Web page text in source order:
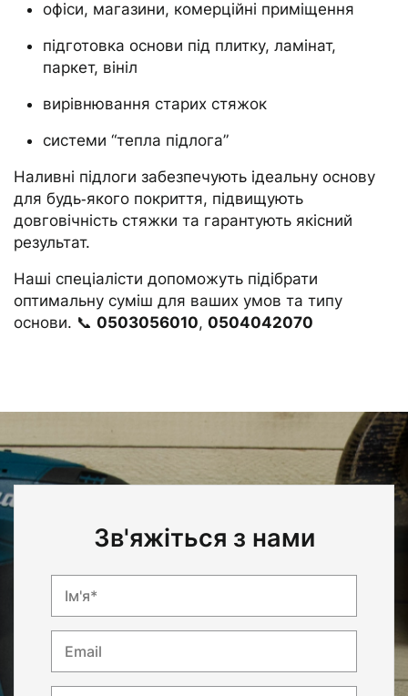
офіси, магазини, комерційні приміщення
підготовка основи під плитку, ламінат,
паркет, вініл
вирівнювання старих стяжок
системи “тепла підлога”
Наливні підлоги забезпечують ідеальну основу
для будь‑якого покриття, підвищують
довговічність стяжки та гарантують якісний
результат.
Наші спеціалісти допоможуть підібрати
оптимальну суміш для ваших умов та типу
основи. 📞 0503056010, 0504042070
Зв'яжіться з нами
Ім'я*
Email